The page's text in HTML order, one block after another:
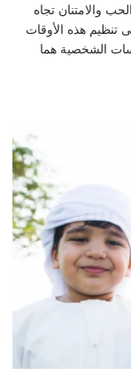
والامتنان تجاه
تنظيم هذه الأوقات
الشخصية هما